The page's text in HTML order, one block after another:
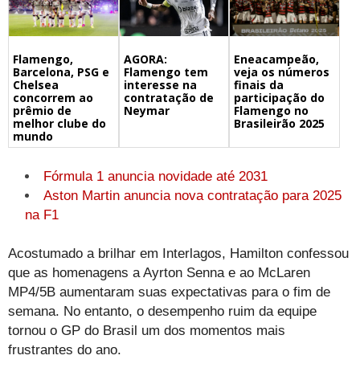
Flamengo,
Barcelona, PSG e
Chelsea
concorrem ao
prêmio de
melhor clube do
mundo
AGORA:
Flamengo tem
interesse na
contratação de
Neymar
Eneacampeão,
veja os números
finais da
participação do
Flamengo no
Brasileirão 2025
Fórmula 1 anuncia novidade até 2031
Aston Martin anuncia nova contratação para 2025
na F1
Acostumado a brilhar em Interlagos, Hamilton confessou
que as homenagens a Ayrton Senna e ao McLaren
MP4/5B aumentaram suas expectativas para o fim de
semana. No entanto, o desempenho ruim da equipe
tornou o GP do Brasil um dos momentos mais
frustrantes do ano.